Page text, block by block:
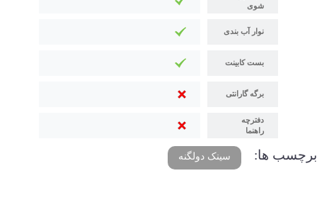
شوی
نوار آب بندی
بست کابینت
برگه گارانتی
دفترچه
راهنما
برچسب ها: سینک دولگنه